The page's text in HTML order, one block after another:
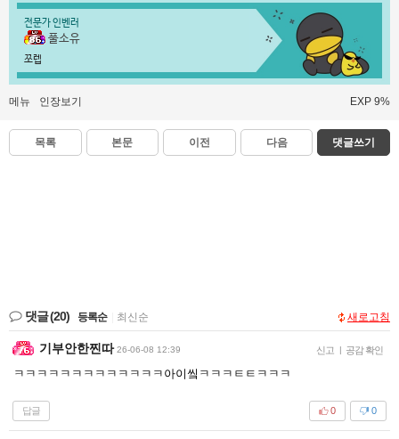
전문가 인벤러
풀소유
쪼렙
메뉴 인장보기 EXP 9%
목록 본문 이전 다음 댓글쓰기
댓글(20) 등록순 최신순 새로고침
기부안한찐따 26-06-08 12:39 신고 | 공감 확인
ㅋㅋㅋㅋㅋㅋㅋㅋㅋㅋㅋㅋㅋ아이앀ㅋㅋㅋㅌㅌㅋㅋㅋ
답글 0
0